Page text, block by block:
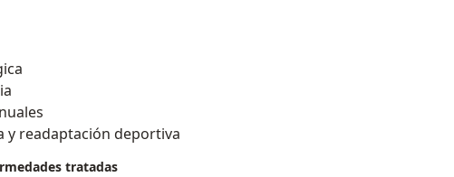
certificada en "Dry Needling Soft Tissue Management"
Seca) organizado por el COFIREM y en Vendaje
de Miembro Inferior por parte del Instituto Ilumina.
rigen mi actividad profesional son puntualidad, honestidad,
continua.
ayudarte a recuperar la salud!
y readaptación deportiva
tratadas